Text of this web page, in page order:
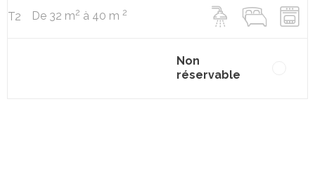
T2 De 32 m2 à 40 m 2
Non
réservable